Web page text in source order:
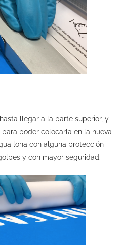
llegar a la parte superior, y
poder colocarla en la nueva
lona con alguna protección
y con mayor seguridad.